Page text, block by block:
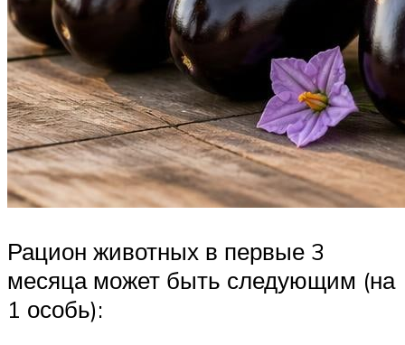
Рацион животных в первые 3
месяца может быть следующим (на
1 особь):